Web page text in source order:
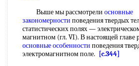
Выше мы рассмотрели основные
закономерности поведения твердых
статистических полях —
магнитном (гл. VI). В настоящей главе
основные особенности поведения
электромагнитном поле.
[c.344]